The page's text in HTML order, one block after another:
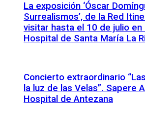
La exposición ‘Óscar
Surrealismos’, de la Red
visitar hasta el 10 de julio en
Hospital de Santa María La
Concierto extraordinario
la luz de las Velas”. Sapere
Hospital de Antezana